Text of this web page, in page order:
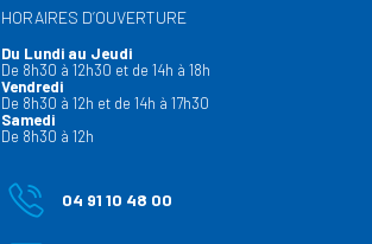
HORAIRES D’OUVERTURE
Du Lundi au Jeudi
De 8h30 à 12h30 et de 14h à 18h
Vendredi
De 8h30 à 12h et de 14h à 17h30
Samedi
De 8h30 à 12h
04 91 10 48 00